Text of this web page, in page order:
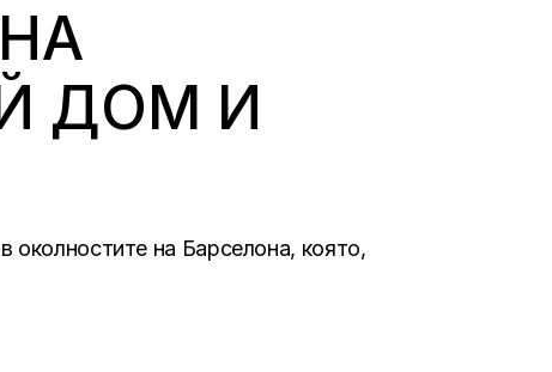
ДОМ И
на Барселона, която,